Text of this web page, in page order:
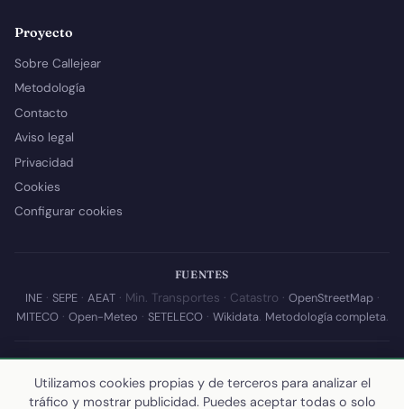
Proyecto
Sobre Callejear
Metodología
Contacto
Aviso legal
Privacidad
Cookies
Configurar cookies
FUENTES
INE· SEPE· AEAT· Min. Transportes · Catastro · OpenStreetMap·
MITECO· Open-Meteo · SETELECO· Wikidata. Metodología completa.
abiertos. Desarrollado y mantenido porYoel Castaño.
Utilizamos cookies propias y de terceros para analizar el
tráfico y mostrar publicidad. Puedes aceptar todas o solo